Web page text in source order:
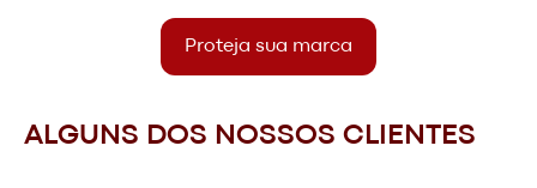
Proteja sua marca
ALGUNS DOS NOSSOS CLIENTES